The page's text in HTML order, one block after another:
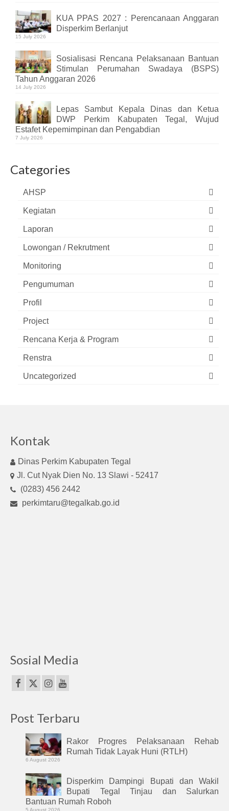
KUA PPAS 2027 : Perencanaan Anggaran
Disperkim Berlanjut
15 July 2026
Sosialisasi Rencana Pelaksanaan Bantuan
Stimulan Perumahan Swadaya (BSPS)
Tahun Anggaran 2026
14 July 2026
Lepas Sambut Kepala Dinas dan Ketua
DWP Perkim Kabupaten Tegal, Wujud
Estafet Kepemimpinan dan Pengabdian
7 July 2026
Categories
AHSP
Kegiatan
Laporan
Lowongan / Rekrutment
Monitoring
Pengumuman
Profil
Project
Rencana Kerja & Program
Renstra
Uncategorized
Kontak
Dinas Perkim Kabupaten Tegal
Jl. Cut Nyak Dien No. 13 Slawi - 52417
(0283) 456 2442
perkimtaru@tegalkab.go.id
Sosial Media
Post Terbaru
Rakor Progres Pelaksanaan Rehab
Rumah Tidak Layak Huni (RTLH)
6 August 2026
Disperkim Dampingi Bupati dan Wakil
Bupati Tegal Tinjau dan Salurkan
Bantuan Rumah Roboh
5 August 2026